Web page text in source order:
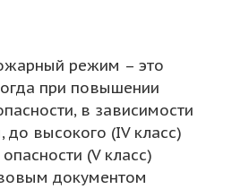
режим – это
при повышении
в зависимости
до высокого (IV класс)
(V класс)
документом